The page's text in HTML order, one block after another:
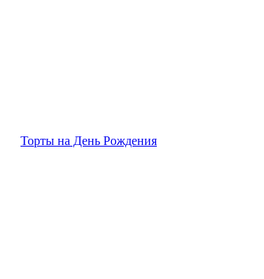
Торты на День Рождения